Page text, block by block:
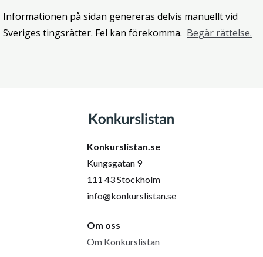
Informationen på sidan genereras delvis manuellt vid
Sveriges tingsrätter. Fel kan förekomma. Begär rättelse.
Konkurslistan.se
Kungsgatan 9
111 43 Stockholm
info@konkurslistan.se
Om oss
Om Konkurslistan